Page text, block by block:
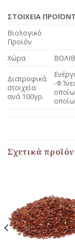
ΣΤΟΙΧΕΙΑ
Βιολογικό
Προϊόν
Χώρα
Διατροφικά
στοιχεία
ανά 100γρ.
-
Σχετικά